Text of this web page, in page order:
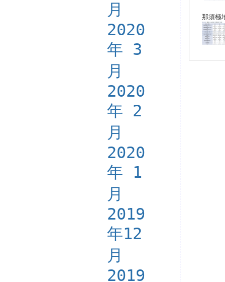
月
2020
年 3
月
2020
年 2
月
2020
年 1
月
2019
年12
月
2019
那須極